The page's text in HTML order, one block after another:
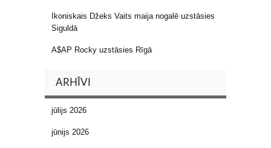
Ikoniskais Džeks Vaits maija nogalē uzstāsies
Siguldā
A$AP Rocky uzstāsies Rīgā
ARHĪVI
jūlijs 2026
jūnijs 2026